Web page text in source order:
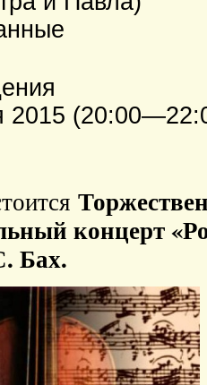
2015
концерт
Бах.